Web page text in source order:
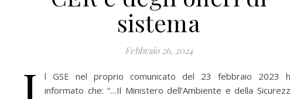
sistema
Febbraio 26, 2024
l GSE nel proprio comunicato del 23 febbraio 2023
informato che: “…Il Ministero dell’Ambiente e della